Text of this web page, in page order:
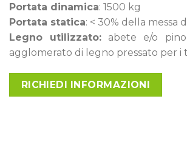
Portata dinamica: 1500 kg
Portata statica: < 30% della messa
Legno utilizzato: abete e/o
agglomerato di legno pressato per i
RICHIEDI INFORMAZIONI